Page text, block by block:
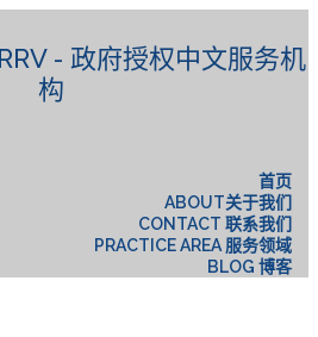
- 政府授权中文服务机
构
首页
ABOUT关于我们
CONTACT 联系我们
PRACTICE AREA 服务领域
BLOG 博客